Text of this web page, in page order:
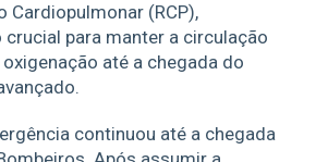
Cardiopulmonar (RCP),
para manter a circulação
até a chegada do
continuou até a chegada